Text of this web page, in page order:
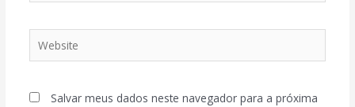
Salvar meus dados neste navegador para a próxima